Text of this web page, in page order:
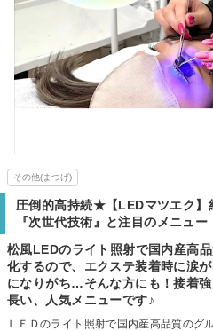
その他(まつげ)
圧倒的高持続★【LEDマツエク】
『次世代技術』と注目のメニュー
松風LEDのライト照射で国内産高
化するので、エクステ装着時に涙
になりがち…そんな方にも！接着
長い、人気メニューです♪
ＬＥＤのライト照射で国内産高品質のグ